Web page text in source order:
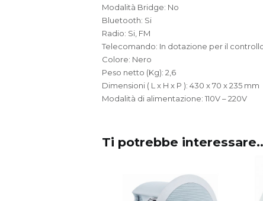
Modalità Bridge: No
Bluetooth: Si
Radio: Si, FM
Telecomando: In dotazione per il
Colore: Nero
Peso netto (Kg): 2,6
Dimensioni ( L x H x P ): 430 x 70 x 235 mm
Modalità di alimentazione: 110V – 220V
Ti potrebbe